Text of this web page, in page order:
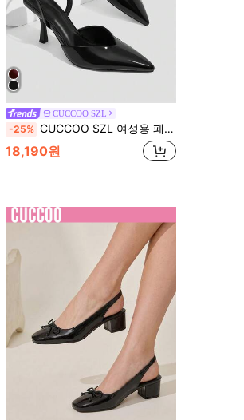
CUCCOO SZL
-25% CUCCOO SZL 여성용 페이턴트 가죽 포인티드 앵클 스트랩 스틸레토 하이힐, 크로스 스트랩 클로즈드 토우 로우 뱀프 슈즈, 우아한 여성 파티 웨딩
18,190원